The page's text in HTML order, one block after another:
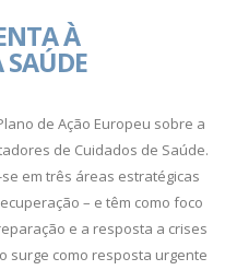
À
SAÚDE
de Ação Europeu sobre a
de Cuidados de Saúde.
em três áreas estratégicas
– e têm como foco
e a resposta a crises
surge como resposta urgente